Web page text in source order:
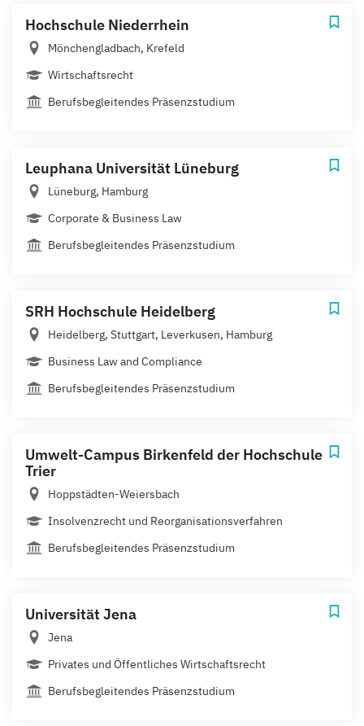
Hochschule Niederrhein
Mönchengladbach, Krefeld
Wirtschaftsrecht
Berufsbegleitendes Präsenzstudium
Leuphana Universität Lüneburg
Lüneburg, Hamburg
Corporate & Business Law
Berufsbegleitendes Präsenzstudium
SRH Hochschule Heidelberg
Heidelberg, Stuttgart, Leverkusen, Hamburg
Business Law and Compliance
Berufsbegleitendes Präsenzstudium
Umwelt-Campus Birkenfeld der Hochschule
Trier
Hoppstädten-Weiersbach
Insolvenzrecht und Reorganisationsverfahren
Berufsbegleitendes Präsenzstudium
Universität Jena
Jena
Privates und Öffentliches Wirtschaftsrecht
Berufsbegleitendes Präsenzstudium